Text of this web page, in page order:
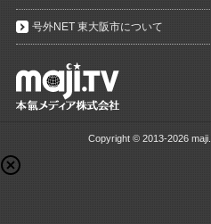
号外NET 東大阪市について
Copyright © 2013-2026